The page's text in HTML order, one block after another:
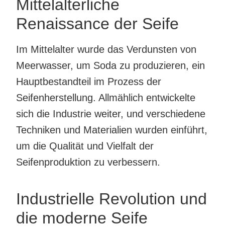
Mittelalterliche
Renaissance der Seife
Im Mittelalter wurde das Verdunsten von
Meerwasser, um Soda zu produzieren, ein
Hauptbestandteil im Prozess der
Seifenherstellung. Allmählich entwickelte
sich die Industrie weiter, und verschiedene
Techniken und Materialien wurden einführt,
um die Qualität und Vielfalt der
Seifenproduktion zu verbessern.
Industrielle Revolution und
die moderne Seife